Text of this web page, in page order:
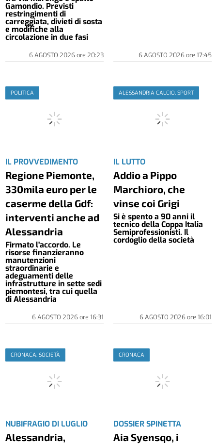
Gamondio. Previsti
restringimenti di
carreggiata, divieti di sosta
e modifiche alla
circolazione in due fasi
6 AGOSTO 2026ore 20:23 6 AGOSTO 2026ore 17:45
POLITICA
IL PROVVEDIMENTO
Regione Piemonte,
330mila euro per le
caserme della Gdf:
interventi anche ad
Alessandria
Firmato l'accordo. Le
risorse finanzieranno
manutenzioni
straordinarie e
adeguamenti delle
infrastrutture in sette sedi
piemontesi, tra cui quella
di Alessandria
6 AGOSTO 2026ore 16:31
ALESSANDRIA CALCIO, SPORT
IL LUTTO
Addio a Pippo
Marchioro, che
vinse coi Grigi
Si è spento a 90 anni il
tecnico della Coppa Italia
Semiprofessionisti. Il
cordoglio della società
6 AGOSTO 2026ore 16:01
CRONACA, SOCIETÀ
NUBIFRAGIO DI LUGLIO
Alessandria,
CRONACA
DOSSIER SPINETTA
Aia Syensqo, i